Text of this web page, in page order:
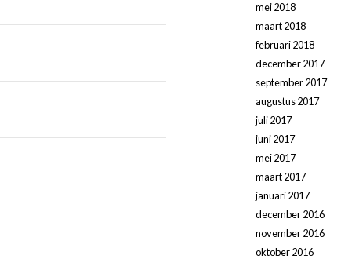
mei 2018
maart 2018
februari 2018
december 2017
september 2017
augustus 2017
juli 2017
juni 2017
mei 2017
maart 2017
januari 2017
december 2016
november 2016
oktober 2016